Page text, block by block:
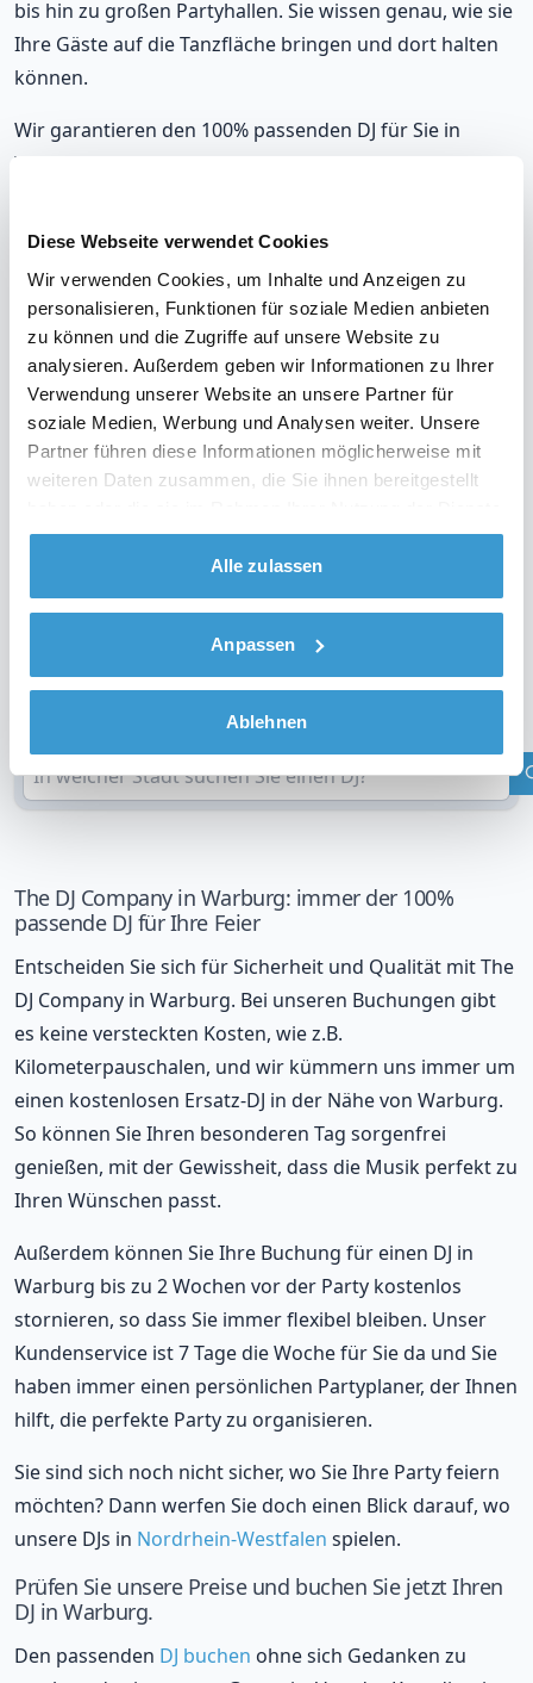
Diese Webseite verwendet Cookies
Wir verwenden Cookies, um Inhalte und Anzeigen zu
personalisieren, Funktionen für soziale Medien anbieten
zu können und die Zugriffe auf unsere Website zu
analysieren. Außerdem geben wir Informationen zu Ihrer
Verwendung unserer Website an unsere Partner für
soziale Medien, Werbung und Analysen weiter. Unsere
Partner führen diese Informationen möglicherweise mit
weiteren Daten zusammen, die Sie ihnen bereitgestellt
gesammelt haben.
Alle zulassen
Anpassen
Ablehnen
bis hin zu großen Partyhallen. Sie wissen genau, wie sie
Ihre Gäste auf die Tanzfläche bringen und dort halten
können.
Wir garantieren den 100% passenden DJ für Sie in
Warburg, der sich nahtlos an Ihre musikalischen
Mit unseren DJs, die in Warburg auflegen, werden Sie
Unsere DJs gehören zu den meistgebuchten in
Warburg, mit einer durchschnittlichen Bewertung von
9,2. Und im unwahrscheinlichen Fall, dass Sie mit Ihrem
DJ nicht zufrieden sind? Erhalten Sie Ihr Geld zurück.
Sehen Sie sich das Video über unsere Arbeitsweise
DJ in Ihrer Region?
Überprüfen Sie Ihren Standort
The DJ Company in Warburg: immer der 100%
passende DJ für Ihre Feier
Entscheiden Sie sich für Sicherheit und Qualität mit The
DJ Company in Warburg. Bei unseren Buchungen gibt
es keine versteckten Kosten, wie z.B.
Kilometerpauschalen, und wir kümmern uns immer um
einen kostenlosen Ersatz-DJ in der Nähe von Warburg.
So können Sie Ihren besonderen Tag sorgenfrei
genießen, mit der Gewissheit, dass die Musik perfekt zu
Ihren Wünschen passt.
Außerdem können Sie Ihre Buchung für einen DJ in
Warburg bis zu 2 Wochen vor der Party kostenlos
stornieren, so dass Sie immer flexibel bleiben. Unser
Kundenservice ist 7 Tage die Woche für Sie da und Sie
haben immer einen persönlichen Partyplaner, der Ihnen
hilft, die perfekte Party zu organisieren.
Sie sind sich noch nicht sicher, wo Sie Ihre Party feiern
möchten? Dann werfen Sie doch einen Blick darauf, wo
unsere DJs in Nordrhein-Westfalen spielen.
Prüfen Sie unsere Preise und buchen Sie jetzt Ihren
DJ in Warburg.
Den passenden DJ buchen ohne sich Gedanken zu